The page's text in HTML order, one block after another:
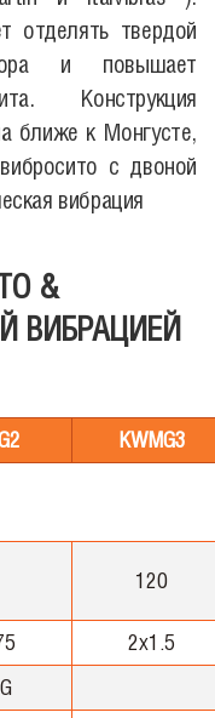
отделять твердой
и повышает
Конструкция
ближе к Монгусте,
с двоной
вибрация
&
ВИБРАЦИЕЙ
KWMG3
120
2х1.5